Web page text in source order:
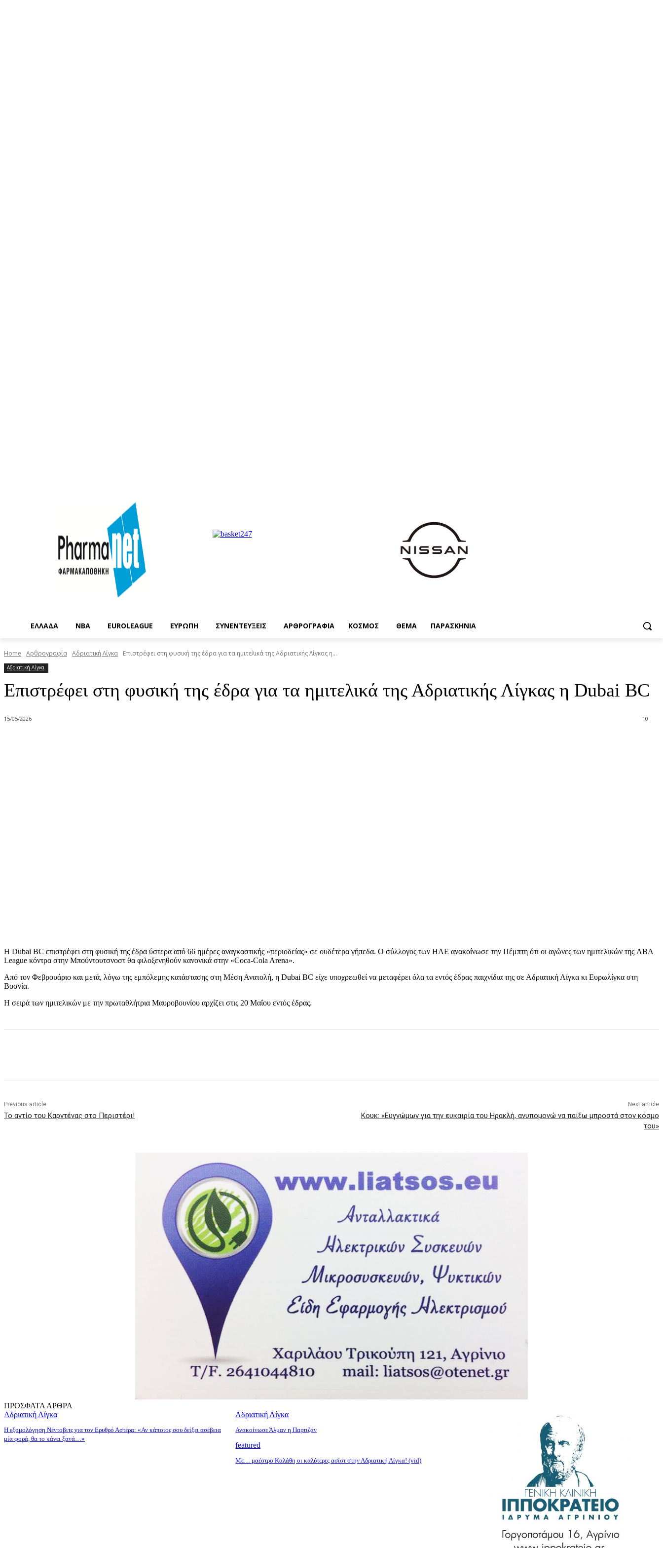
EΛΛΑΔΑ NBA ΕUROLEAGUE ΕΥΡΩΠΗ ΣΥΝΕΝΤΕΥΞΕΙΣ ΑΡΘΡΟΓΡΑΦΙΑ ΚΟΣΜΟΣ ΘΕΜΑ ΠΑΡΑΣΚΗΝΙΑ
Home Αρθρογραφία Αδριατική Λίγκα Επιστρέφει στη φυσική της έδρα για τα ημιτελικά της Αδριατικής Λίγκας η...
Αδριατική Λίγκα
Επιστρέφει στη φυσική της έδρα για τα ημιτελικά της Αδριατικής Λίγκας η Dubai BC
15/05/2026 10
Η Dubai BC επιστρέφει στη φυσική της έδρα ύστερα από 66 ημέρες αναγκαστικής «περιοδείας» σε ουδέτερα γήπεδα. Ο σύλλογος των ΗΑΕ ανακοίνωσε την Πέμπτη ότι οι αγώνες των ημιτελικών της ABA
League κόντρα στην Μπούντουτσνοστ θα φιλοξενηθούν κανονικά στην «Coca-Cola Arena».
Από τον Φεβρουάριο και μετά, λόγω της εμπόλεμης κατάστασης στη Μέση Ανατολή, η Dubai BC είχε υποχρεωθεί να μεταφέρει όλα τα εντός έδρας παιχνίδια της σε Αδριατική Λίγκα κι Ευρωλίγκα στη
Βοσνία.
Η σειρά των ημιτελικών με την πρωταθλήτρια Μαυροβουνίου αρχίζει στις 20 Μαΐου εντός έδρας.
Previous article
Το αντίο του Καρντένας στο Περιστέρι!
Next article
Κουκ: «Ευγνώμων για την ευκαιρία του Ηρακλή, ανυπομονώ να παίξω μπροστά στον κόσμο
του»
ΠΡΟΣΦΑΤΑ ΑΡΘΡΑ
Αδριατική Λίγκα
Η εξομολόγηση Νέντοβιτς για τον Ερυθρό Αστέρα: «Αν κάποιος σου δείξει ασέβεια
μία φορά, θα το κάνει ξανά…»
Αδριατική Λίγκα
Ανακοίνωσε Άλμαν η Παρτιζάν
featured
Με… μαέστρο Καλάθη οι καλύτερες ασίστ στην Αδριατική Λίγκα! (vid)